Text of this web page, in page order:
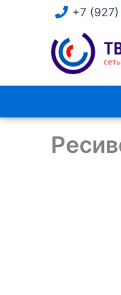
содержимому
+7